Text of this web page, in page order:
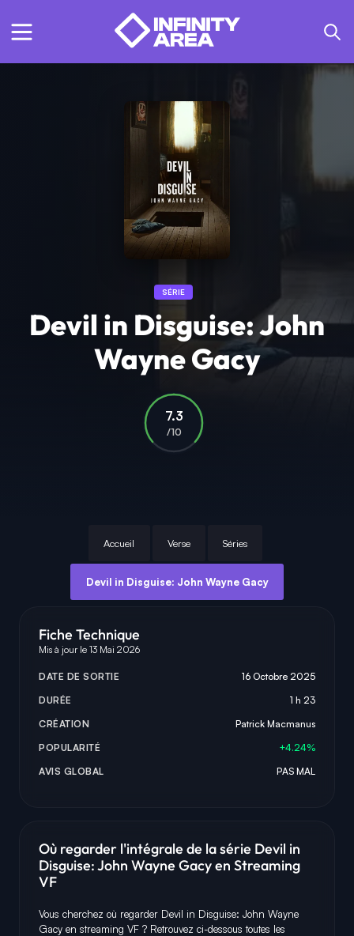
SÉRIE
Devil in Disguise: John
Wayne Gacy
7.3
/10
Accueil Verse Séries
Devil in Disguise: John Wayne Gacy
Fiche Technique
Mis à jour le 13 Mai 2026
DATE DE SORTIE
16 Octobre 2025
DURÉE
1 h 23
CRÉATION
Patrick Macmanus
POPULARITÉ
+4.24%
AVIS GLOBAL
PAS MAL
Où regarder l'intégrale de la série Devil in
Disguise: John Wayne Gacy en Streaming
VF
Vous cherchez où regarder Devil in Disguise: John Wayne
Gacy en streaming VF ? Retrouvez ci-dessous toutes les